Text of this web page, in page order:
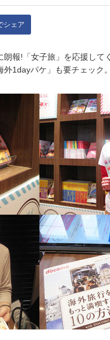
シェア
報!「女子旅」を応援して
1dayパケ」も要チェック